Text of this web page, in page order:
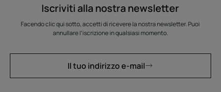
Iscriviti alla nostra newsletter
Facendo clic qui sotto, accetti di ricevere la nostra newsletter. Puoi
annullare l’iscrizione in qualsiasi momento.
Il tuo indirizzo e-mail